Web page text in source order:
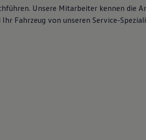
Unsere Mitarbeiter kennen die
Fahrzeug von unseren Service-